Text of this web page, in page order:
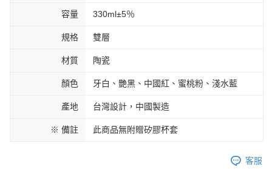
容量 330ml±5％
規格 雙層
材質 陶瓷
顏色 牙白、艷黑、中國紅、蜜桃粉、淺水藍
產地 台灣設計，中國製造
※ 備註 此商品無附贈矽膠杯套
客服